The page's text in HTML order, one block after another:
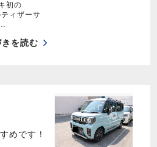
初の
ィザーサ
を読む
めです！